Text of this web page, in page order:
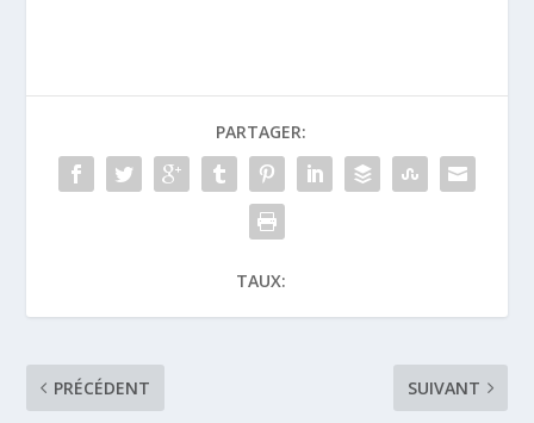
PARTAGER:
TAUX:
PRÉCÉDENT SUIVANT